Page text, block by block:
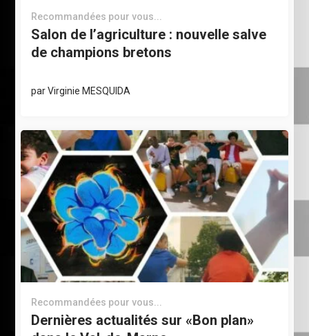
Recommandées pour vous...
Salon de l’agriculture : nouvelle salve
de champions bretons
parVirginie MESQUIDA
Recommandées pour vous...
Dernières actualités sur «Bon plan»